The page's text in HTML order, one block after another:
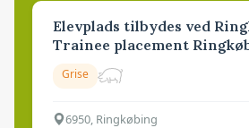
Elevplads tilbydes ved
Trainee placement
Grise
6950, Ringkøbing